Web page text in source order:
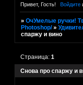
Привет, Гость! Войдите
»ОчУмелые ручки!
Photoshop/ »
спаржу и вино
Снова про спаржу и
Страница:1